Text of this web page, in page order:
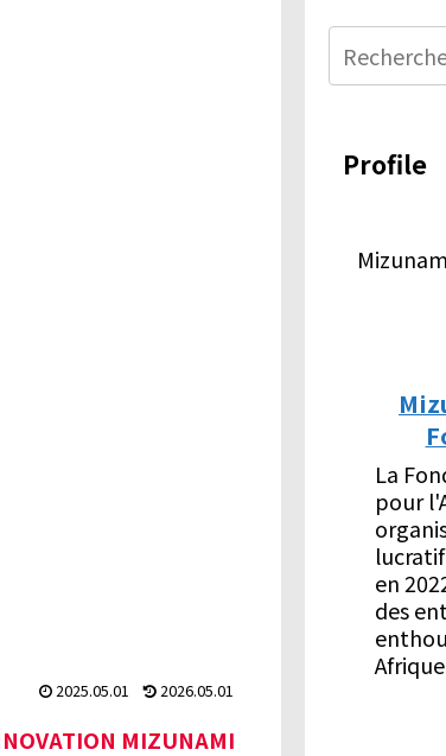
2025.05.01 2026.05.01
MIZUNAMI
Profile
La
pour
en
des